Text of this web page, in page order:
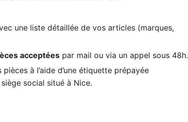
une liste détaillée de vos articles (marques,
acceptées par mail ou via un appel sous 48h.
à l’aide d’une étiquette prépayée
social situé à Nice.